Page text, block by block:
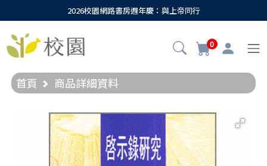
2026校園網路書房週年慶：與上帝同行
0
首頁 商品詳細資料